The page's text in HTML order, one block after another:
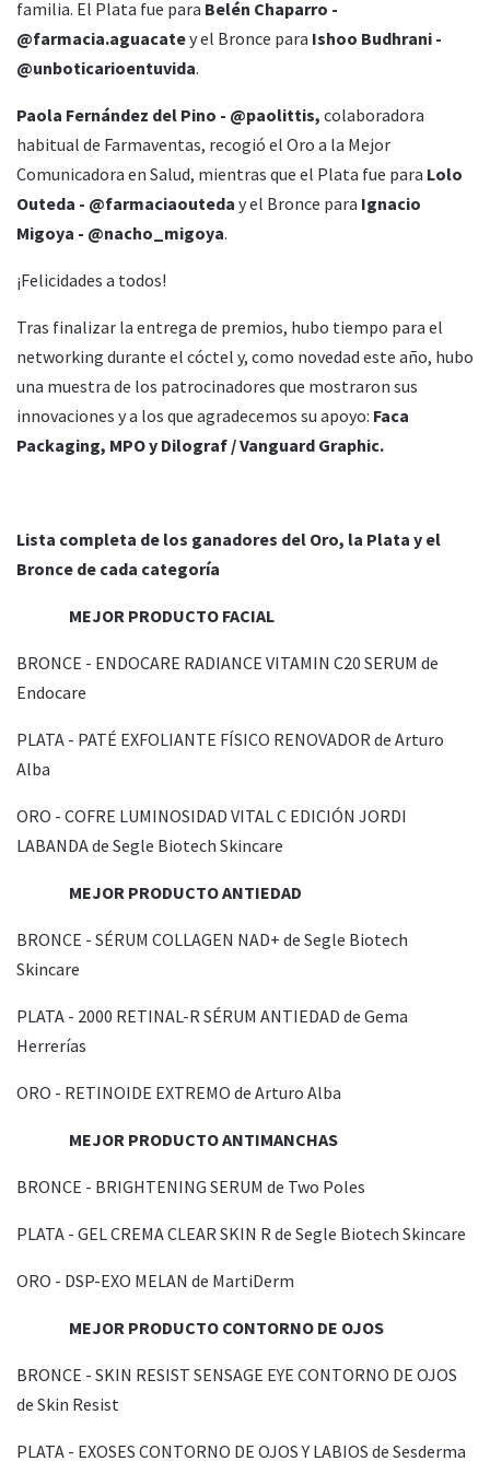
familia. El Plata fue para Belén Chaparro -
@farmacia.aguacatey el Bronce para Ishoo Budhrani -
@unboticarioentuvida.
Paola Fernández del Pino - @paolittis, colaboradora
habitual de Farmaventas, recogió el Oro a la Mejor
Comunicadora en Salud, mientras que el Plata fue para Lolo
Outeda - @farmaciaouteda y el Bronce para Ignacio
Migoya - @nacho_migoya.
¡Felicidades a todos!
Tras finalizar la entrega de premios, hubo tiempo para el
networking durante el cóctel y, como novedad este año, hubo
una muestra de los patrocinadores que mostraron sus
innovaciones y a los que agradecemos su apoyo: Faca
Packaging, MPO y Dilograf / Vanguard Graphic.
Lista completa de los ganadores del Oro, la Plata y el
Bronce de cada categoría
MEJOR PRODUCTO FACIAL
BRONCE - ENDOCARE RADIANCE VITAMIN C20 SERUM de
Endocare
PLATA - PATÉ EXFOLIANTE FÍSICO RENOVADOR de Arturo
Alba
ORO - COFRE LUMINOSIDAD VITAL C EDICIÓN JORDI
LABANDA de Segle Biotech Skincare
MEJOR PRODUCTO ANTIEDAD
BRONCE - SÉRUM COLLAGEN NAD+ de Segle Biotech
Skincare
PLATA - 2000 RETINAL-R SÉRUM ANTIEDAD de Gema
Herrerías
ORO - RETINOIDE EXTREMO de Arturo Alba
MEJOR PRODUCTO ANTIMANCHAS
BRONCE - BRIGHTENING SERUM de Two Poles
PLATA - GEL CREMA CLEAR SKIN R de Segle Biotech Skincare
ORO - DSP-EXO MELAN de MartiDerm
MEJOR PRODUCTO CONTORNO DE OJOS
BRONCE - SKIN RESIST SENSAGE EYE CONTORNO DE OJOS
de Skin Resist
PLATA - EXOSES CONTORNO DE OJOS Y LABIOS de Sesderma